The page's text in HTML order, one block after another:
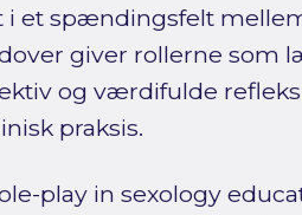
i et spændingsfelt
giver rollerne som
og værdifulde
praksis.
play in sexology